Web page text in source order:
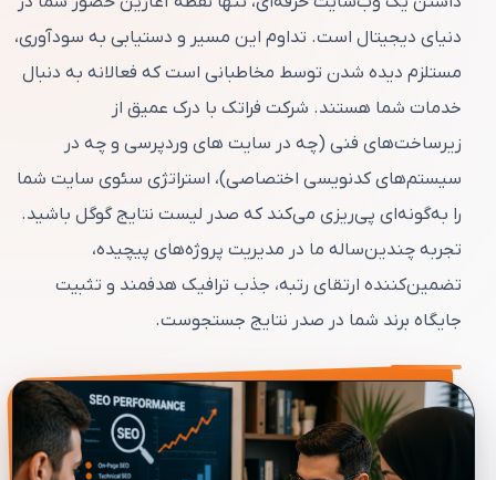
دنیای دیجیتال است. تداوم این مسیر و دستیابی به سودآوری،
مستلزم دیده شدن توسط مخاطبانی است که فعالانه به دنبال
خدمات شما هستند. شرکت فراتک با درک عمیق از
زیرساخت‌های فنی (چه در سایت های وردپرسی و چه در
سیستم‌های کدنویسی اختصاصی)، استراتژی سئوی سایت شما
را به‌گونه‌ای پی‌ریزی می‌کند که صدر لیست نتایج گوگل باشید.
تجربه چندین‌ساله ما در مدیریت پروژه‌های پیچیده،
تضمین‌کننده ارتقای رتبه، جذب ترافیک هدفمند و تثبیت
جایگاه برند شما در صدر نتایج جستجوست.